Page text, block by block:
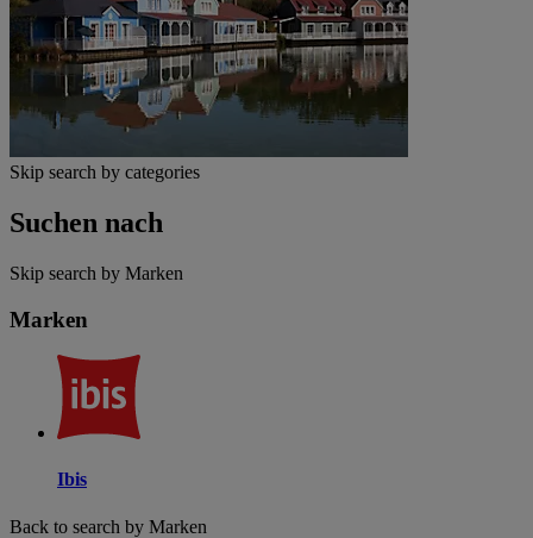
Skip search by categories
Suchen nach
Skip search by Marken
Marken
Ibis
Back to search by Marken